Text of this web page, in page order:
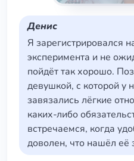
Денис
Я зарегистрировался
эксперимента и не
пойдёт так хорошо.
девушкой, с которой у
завязались лёгкие
каких-либо
встречаемся, когда
доволен, что нашёл её